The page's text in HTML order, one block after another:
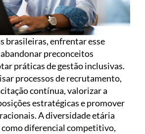
brasileiras, enfrentar esse
preconceitos
práticas de gestão inclusivas.
processos de recrutamento,
contínua, valorizar a
estratégicas e promover
A diversidade etária
como diferencial competitivo,